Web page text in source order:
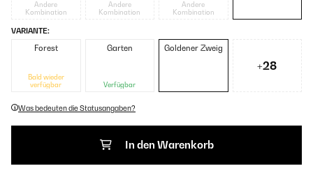
Andere
Kombination
Andere
Kombination
Andere
Kombination
VARIANTE:
Forest
Bald wieder
verfügbar
Garten
Verfügbar
Goldener Zweig
+28
Was bedeuten die Statusangaben?
In den Warenkorb